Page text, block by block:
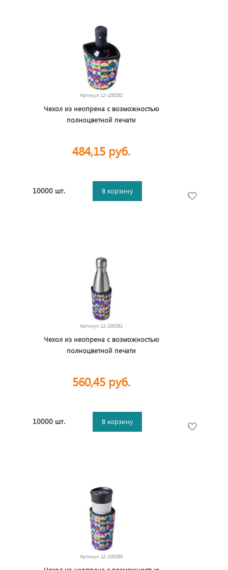
Артикул 12-100382
Чехол из неопрена с возможностью
полноцветной печати
484,15 руб.
10000 шт. В корзину
Артикул 12-100381
Чехол из неопрена с возможностью
полноцветной печати
560,45 руб.
10000 шт. В корзину
Артикул 12-100380